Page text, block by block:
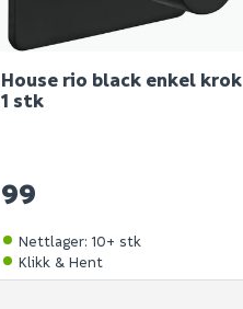
House rio black enkel krok
1 stk
99
Nettlager:10+ stk
Klikk & Hent